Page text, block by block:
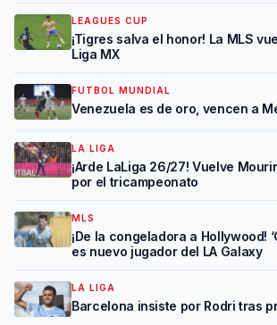
LEAGUES CUP
¡Tigres salva el honor! La MLS
Liga MX
FUTBOL MUNDIAL
Venezuela es de oro, vencen a
LA LIGA
¡Arde LaLiga 26/27! Vuelve
por el tricampeonato
MLS
¡De la congeladora a Hollywood!
es nuevo jugador del LA Galaxy
LA LIGA
Barcelona insiste por Rodri tras